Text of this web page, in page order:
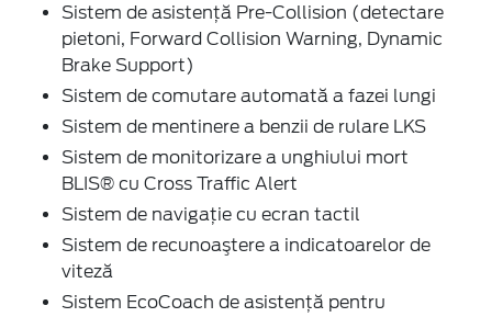
Sistem de asistență Pre-Collision (detectare
pietoni, Forward Collision Warning, Dynamic
Brake Support)
Sistem de comutare automată a fazei lungi
Sistem de mentinere a benzii de rulare LKS
Sistem de monitorizare a unghiului mort
BLIS® cu Cross Traffic Alert
Sistem de navigaţie cu ecran tactil
Sistem de recunoaştere a indicatoarelor de
viteză
Sistem EcoCoach de asistență pentru